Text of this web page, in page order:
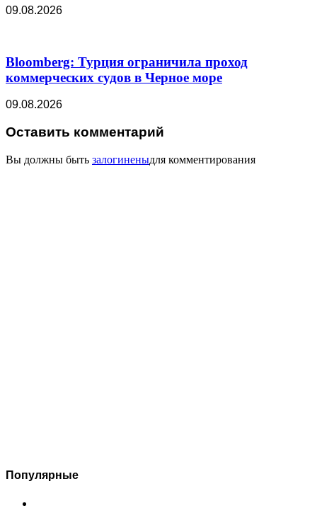
09.08.2026
Bloomberg: Турция ограничила проход
коммерческих судов в Черное море
09.08.2026
Оставить комментарий
Вы должны быть залогиненыдля комментирования
Популярные